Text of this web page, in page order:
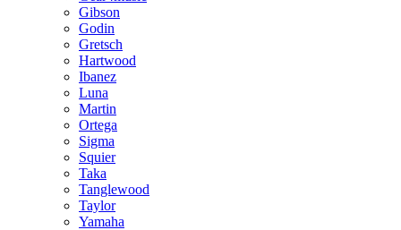
Gibson
Godin
Gretsch
Hartwood
Ibanez
Luna
Martin
Ortega
Sigma
Squier
Taka
Tanglewood
Taylor
Yamaha